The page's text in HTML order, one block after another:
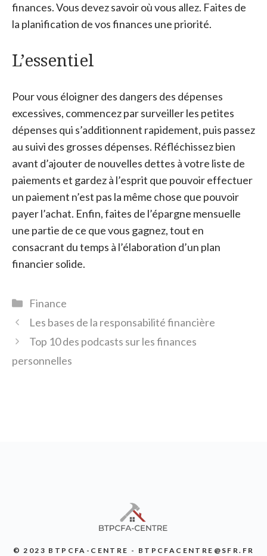
finances. Vous devez savoir où vous allez. Faites de
la planification de vos finances une priorité.
L’essentiel
Pour vous éloigner des dangers des dépenses
excessives, commencez par surveiller les petites
dépenses qui s’additionnent rapidement, puis passez
au suivi des grosses dépenses. Réfléchissez bien
avant d’ajouter de nouvelles dettes à votre liste de
paiements et gardez à l’esprit que pouvoir effectuer
un paiement n’est pas la même chose que pouvoir
payer l’achat. Enfin, faites de l’épargne mensuelle
une partie de ce que vous gagnez, tout en
consacrant du temps à l’élaboration d’un plan
financier solide.
Catégories
Finance
Les bases de la responsabilité financière
Top 10 des podcasts sur les finances
personnelles
© 2023 BTPCFA-CENTRE - BTPCFACENTRE@SFR.FR